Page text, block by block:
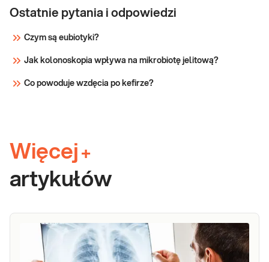
Ostatnie pytania i odpowiedzi
Czym są eubiotyki?
Jak kolonoskopia wpływa na mikrobiotę jelitową?
Co powoduje wzdęcia po kefirze?
Więcej +
artykułów